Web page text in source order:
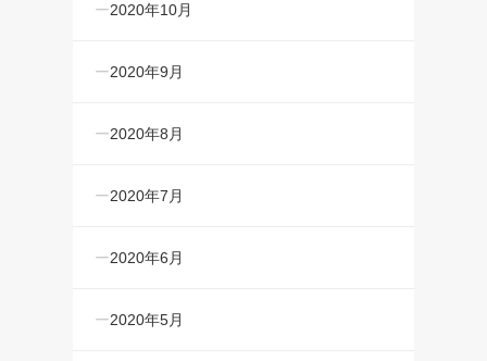
2020年10月
2020年9月
2020年8月
2020年7月
2020年6月
2020年5月